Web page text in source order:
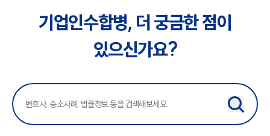
소식/자료
언론보도
공지사항
법률서식
뉴스레터/브로슈어
세미나
기업인수합병, 더 궁금한 점이
있으신가요?